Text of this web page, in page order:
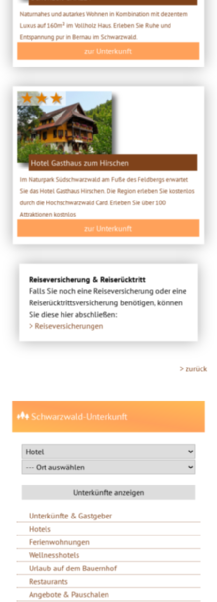
Naturnahes und autarkes Wohnen in Kombination mit dezentem
Luxus auf 160m² im Vollholz Haus. Erleben Sie Ruhe und
Entspannung pur in Bernau im Schwarzwald.
zur Unterkunft
★★★
Hotel Gasthaus zum Hirschen
Im Naturpark Südschwarzwald am Fuße des Feldbergs erwartet
Sie das Hotel Gasthaus Hirschen. Die Region erleben Sie kostenlos
durch die Hochschwarzwald Card. Erleben Sie über 100
Attraktionen kostnlos
zur Unterkunft
Reiseversicherung & Reiserücktritt
Falls Sie noch eine Reiseversicherung oder eine
Reiserücktrittsversicherung benötigen, können
Sie diese hier abschließen:
> Reiseversicherungen
> zurück
Schwarzwald-Unterkunft
Unterkünfte & Gastgeber
Hotels
Ferienwohnungen
Wellnesshotels
Urlaub auf dem Bauernhof
Restaurants
Angebote & Pauschalen